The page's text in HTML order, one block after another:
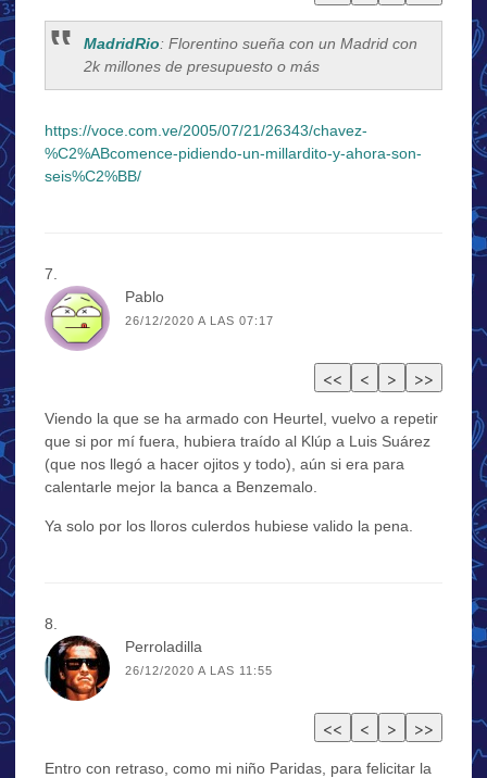
MadridRio: Florentino sueña con un Madrid con
2k millones de presupuesto o más
https://voce.com.ve/2005/07/21/26343/chavez-
%C2%ABcomence-pidiendo-un-millardito-y-ahora-son-
seis%C2%BB/
Pablo
26/12/2020 A LAS 07:17
Viendo la que se ha armado con Heurtel, vuelvo a repetir
que si por mí fuera, hubiera traído al Klúp a Luis Suárez
(que nos llegó a hacer ojitos y todo), aún si era para
calentarle mejor la banca a Benzemalo.
Ya solo por los lloros culerdos hubiese valido la pena.
Perroladilla
26/12/2020 A LAS 11:55
Entro con retraso, como mi niño Paridas, para felicitar la